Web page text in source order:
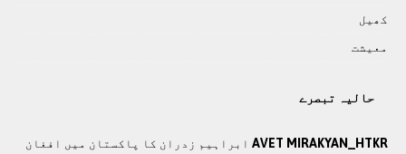
کھيل
معيشت
حالیہ تبصرے
AVET MIRAKYAN_HTKR ابراہیم زدران کا پاکستان میں افغان